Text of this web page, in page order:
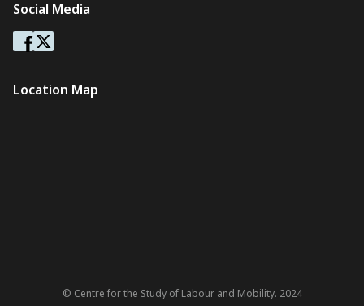
Social Media
Location Map
© Centre for the Study of Labour and Mobility. 2024